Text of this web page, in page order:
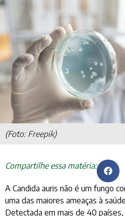
(Foto: Freepik)
Compartilhe essa matéria:
A Candida auris não é um fungo
uma das maiores ameaças à
Detectada em mais de 40